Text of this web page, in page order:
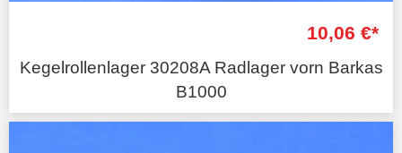
10,06 €*
Kegelrollenlager 30208A Radlager vorn Barkas
B1000